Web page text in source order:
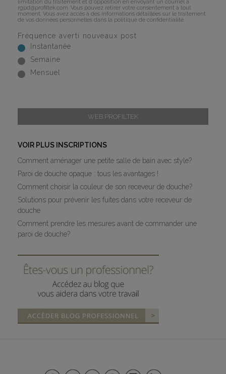
limitation du traitement et d'opposition en envoyant un courriel à
rgpd@profiltek.com . Vous pouvez retirer votre consentement à tout
moment. Vous avez accès à des informations détaillées sur le traitement
de vos données personnelles dans la politique de confidentialité
Fréquence averti nouveaux post
Instantanée
Semaine
Mensuel
WEB PROFILTEK
VOIR PLUS INSCRIPTIONS
Comment aménager une petite salle de bain avec style?
Paroi de douche opaque : tous les avantages !
Comment choisir la couleur de son receveur de douche?
Solutions pour prévenir les fuites dans votre receveur de
douche
Comment prendre les mesures avant de commander une
paroi de douche?